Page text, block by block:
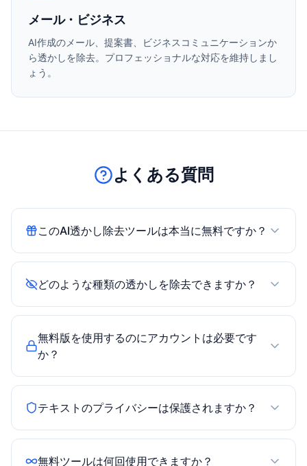
メール・ビジネス
AI作成のメール、提案書、ビジネスコミュニケーションか
ら透かしを除去。プロフェッショナルな対応を維持しまし
ょう。
よくある質問
このAI透かし除去ツールは本当に無料ですか？
はい、100%無料です。アカウント作成、支払
い、個人情報の提供なしで、1回500文字までク
で、1日の使用回数に制限はありません。
どのような種類の透かしを除去できますか？
すべての既知のUnicode透かしタイプを除去し
ます：ゼロ幅スペース（U+200B）、ゼロ幅接
合子（U+200C、U+200D）、ワードジョイナ
（U+FEFF）、ソフトハイフン（U+00AD）な
ど。
無料版を使用するのにアカウントは必要です
か？
アカウントは不要です。テキストを貼り付けて
クリーニングボタンをクリックするだけ。無料
ません。
テキストのプライバシーは保護されますか？
完全にプライベートです。すべての処理は
JavaScriptを使用してブラウザ内で行われま
無料ツールは何回使用できますか？